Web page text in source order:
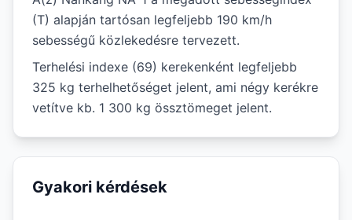
(T) alapján tartósan legfeljebb 190 km/h
sebességű közlekedésre tervezett.
Terhelési indexe (69) kerekenként legfeljebb
325 kg terhelhetőséget jelent, ami négy kerékre
vetítve kb. 1 300 kg össztömeget jelent.
Gyakori kérdések